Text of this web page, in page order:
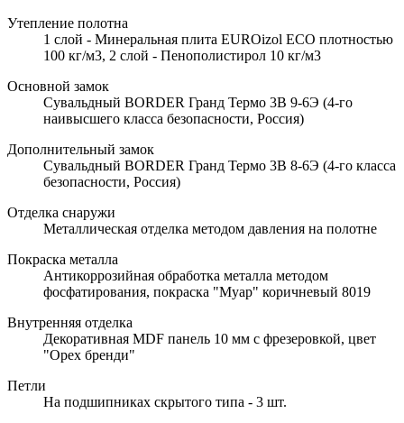
Утепление полотна
1 слой - Минеральная плита EUROizol ECO плотностью
100 кг/м3, 2 слой - Пенополистирол 10 кг/м3
Основной замок
Сувальдный BORDER Гранд Термо 3В 9-6Э (4-го
наивысшего класса безопасности, Россия)
Дополнительный замок
Сувальдный BORDER Гранд Термо 3В 8-6Э (4-го класса
безопасности, Россия)
Отделка снаружи
Металлическая отделка методом давления на полотне
Покраска металла
Антикоррозийная обработка металла методом
фосфатирования, покраска "Муар" коричневый 8019
Внутренняя отделка
Декоративная MDF панель 10 мм с фрезеровкой, цвет
"Орех бренди"
Петли
На подшипниках скрытого типа - 3 шт.